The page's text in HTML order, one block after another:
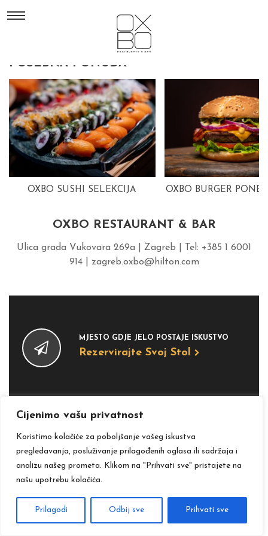
Cijenimo vašu privatnost
Koristimo kolačiće za poboljšanje vašeg iskustva
pregledavanja, posluživanje prilagođenih oglasa ili sadržaja i
analizu našeg prometa. Klikom na "Prihvati sve" pristajete na
našu upotrebu kolačića.
Prilagodi Odbij sve Prihvati sve
POSEBNA PONUDA
OXBO SUSHI SELEKCIJA OXBO BURGER
OXBO RESTAURANT & BAR
Ulica grada Vukovara 269a | Zagreb | Tel: +385 1 6001
914 | zagreb.oxbo@hilton.com
MJESTO GDJE JELO POSTAJE ISKUSTVO
Rezervirajte Svoj Stol
ŽELITE PRIMATI OBAVIJESTI O POSEBNIM